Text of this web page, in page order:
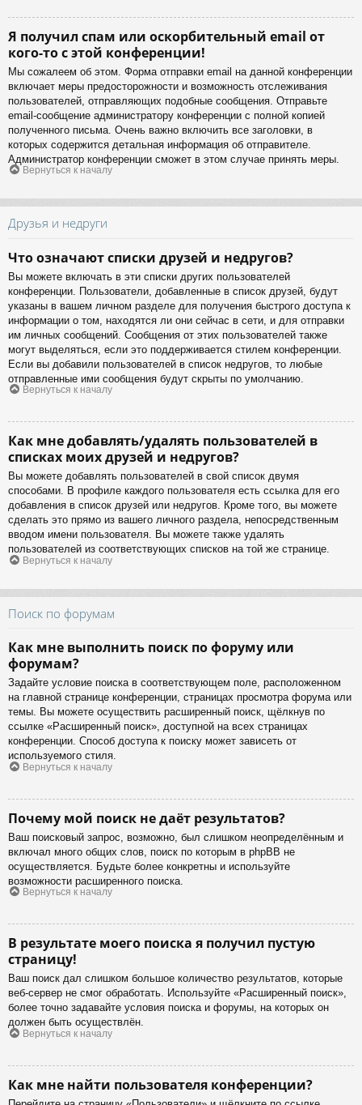
Я получил спам или оскорбительный email от
кого-то с этой конференции!
Мы сожалеем об этом. Форма отправки email на данной конференции
включает меры предосторожности и возможность отслеживания
пользователей, отправляющих подобные сообщения. Отправьте
email-сообщение администратору конференции с полной копией
полученного письма. Очень важно включить все заголовки, в
которых содержится детальная информация об отправителе.
Администратор конференции сможет в этом случае принять меры.
Вернуться к началу
Друзья и недруги
Что означают списки друзей и недругов?
Вы можете включать в эти списки других пользователей
конференции. Пользователи, добавленные в список друзей, будут
указаны в вашем личном разделе для получения быстрого доступа к
информации о том, находятся ли они сейчас в сети, и для отправки
им личных сообщений. Сообщения от этих пользователей также
могут выделяться, если это поддерживается стилем конференции.
Если вы добавили пользователей в список недругов, то любые
отправленные ими сообщения будут скрыты по умолчанию.
Вернуться к началу
Как мне добавлять/удалять пользователей в
списках моих друзей и недругов?
Вы можете добавлять пользователей в свой список двумя
способами. В профиле каждого пользователя есть ссылка для его
добавления в список друзей или недругов. Кроме того, вы можете
сделать это прямо из вашего личного раздела, непосредственным
вводом имени пользователя. Вы можете также удалять
пользователей из соответствующих списков на той же странице.
Вернуться к началу
Поиск по форумам
Как мне выполнить поиск по форуму или
форумам?
Задайте условие поиска в соответствующем поле, расположенном
на главной странице конференции, страницах просмотра форума или
темы. Вы можете осуществить расширенный поиск, щёлкнув по
ссылке «Расширенный поиск», доступной на всех страницах
конференции. Способ доступа к поиску может зависеть от
используемого стиля.
Вернуться к началу
Почему мой поиск не даёт результатов?
Ваш поисковый запрос, возможно, был слишком неопределённым и
включал много общих слов, поиск по которым в phpBB не
осуществляется. Будьте более конкретны и используйте
возможности расширенного поиска.
Вернуться к началу
В результате моего поиска я получил пустую
страницу!
Ваш поиск дал слишком большое количество результатов, которые
веб-сервер не смог обработать. Используйте «Расширенный поиск»,
более точно задавайте условия поиска и форумы, на которых он
должен быть осуществлён.
Вернуться к началу
Как мне найти пользователя конференции?